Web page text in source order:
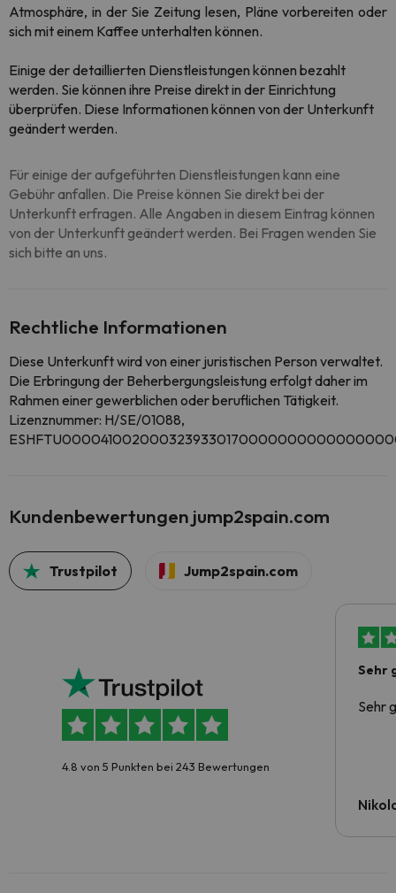
Atmosphäre, in der Sie Zeitung lesen, Pläne vorbereiten oder
sich mit einem Kaffee unterhalten können.
Einige der detaillierten Dienstleistungen können bezahlt
werden. Sie können ihre Preise direkt in der Einrichtung
überprüfen. Diese Informationen können von der Unterkunft
geändert werden.
Für einige der aufgeführten Dienstleistungen kann eine
Gebühr anfallen. Die Preise können Sie direkt bei der
Unterkunft erfragen. Alle Angaben in diesem Eintrag können
von der Unterkunft geändert werden. Bei Fragen wenden Sie
sich bitte an uns.
Rechtliche Informationen
Diese Unterkunft wird von einer juristischen Person verwaltet.
Die Erbringung der Beherbergungsleistung erfolgt daher im
Rahmen einer gewerblichen oder beruflichen Tätigkeit.
Lizenznummer: H/SE/01088,
Kundenbewertungen jump2spain.com
Trustpilot Jump2spain.com
4.8 von 5 Punkten bei 243 Bewertungen
Sehr
Sehr